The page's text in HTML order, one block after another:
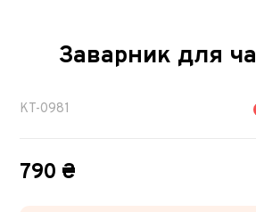
Заварник для
KT-0981
790 ₴